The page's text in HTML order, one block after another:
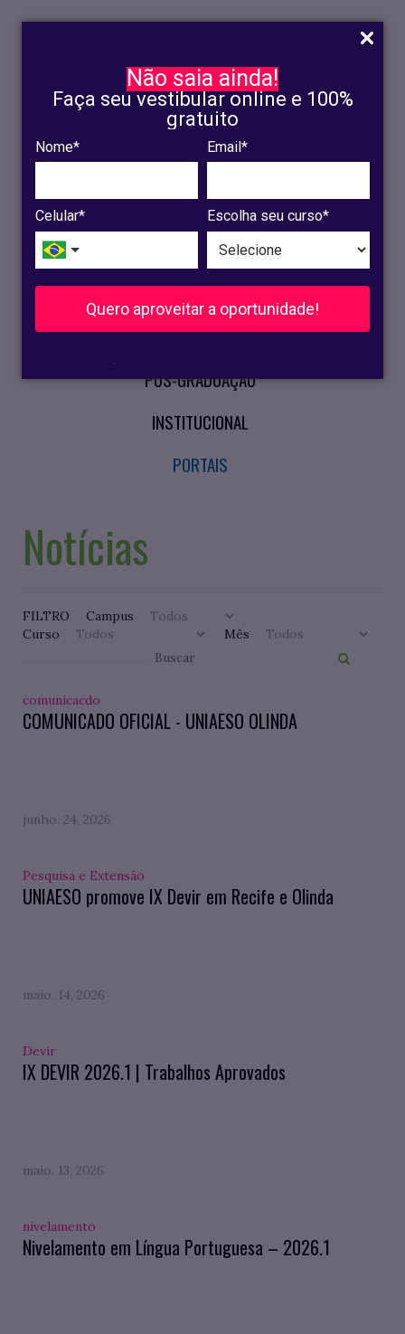
Não saia ainda!
Faça seu vestibular online e 100%
gratuito
Nome* Email*
Celular* Escolha seu curso*
Quero aproveitar a oportunidade!
.
INSCRIÇÃO
OLINDA
RECIFE
VESTIBULAR
CURSOS PRESENCIAIS
PÓS-GRADUAÇÃO
INSTITUCIONAL
PORTAIS
Notícias
FILTRO
Campus
Curso
Mês
comunicacdo
COMUNICADO OFICIAL - UNIAESO OLINDA
junho. 24, 2026
Pesquisa e Extensão
UNIAESO promove IX Devir em Recife e Olinda
maio. 14, 2026
Devir
IX DEVIR 2026.1 | Trabalhos Aprovados
maio. 13, 2026
nivelamento
Nivelamento em Língua Portuguesa – 2026.1